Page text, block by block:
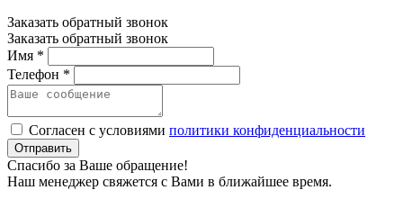
Заказать обратный звонок
Заказать обратный звонок
Имя *
Телефон *
Согласен с условиями политики конфиденциальности
Отправить
Спасибо за Ваше обращение!
Наш менеджер свяжется с Вами в ближайшее время.